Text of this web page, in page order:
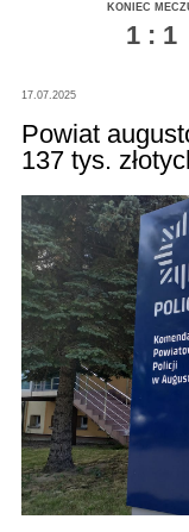
KONIEC
1 : 1
17.07.2025
Powiat
137 tys.